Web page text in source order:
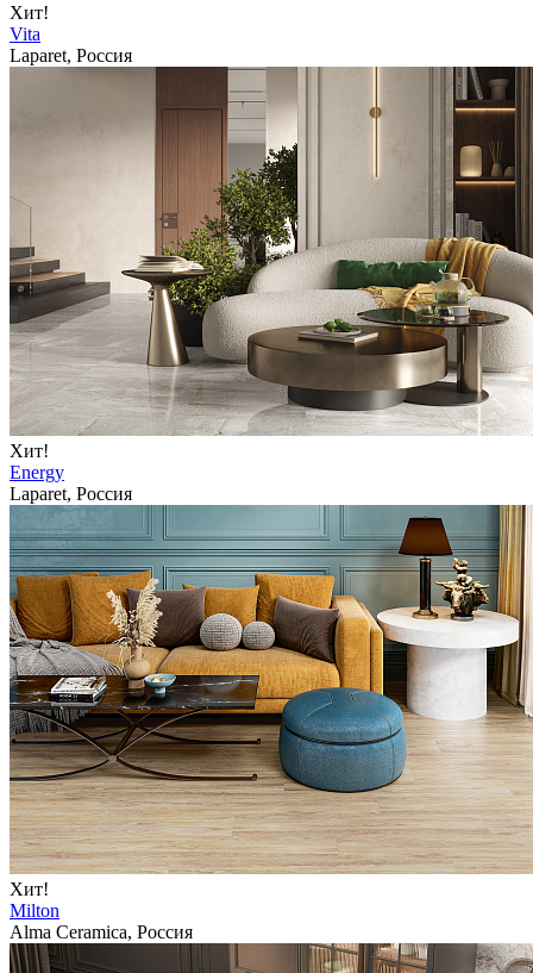
Хит!
Vita
Laparet, Россия
Хит!
Energy
Laparet, Россия
Хит!
Milton
Alma Ceramica, Россия